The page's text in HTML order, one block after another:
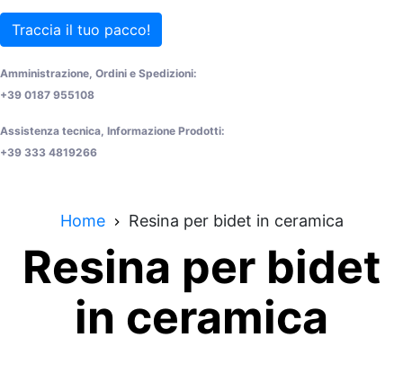
Traccia il tuo pacco!
Amministrazione, Ordini e Spedizioni:
+39 0187 955108
Assistenza tecnica, Informazione Prodotti:
+39 333 4819266
Home Resina per bidet in ceramica
Resina per bidet
in ceramica